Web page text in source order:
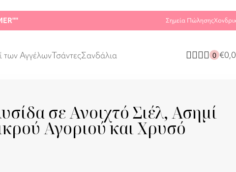
" Σημεία Πώλησης
των ΑγγέλωνΤσάντεςΣανδάλια 0 €
σε Ανοιχτό Σιέλ, Ασημί
Αγοριού και Χρυσό